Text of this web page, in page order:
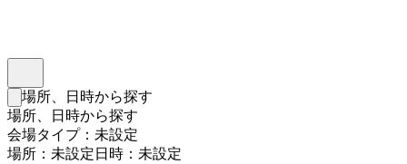
検索フォームを閉じる
場所、日時から探す
場所、日時から探す
会場タイプ：未設定
場所：未設定日時：未設定